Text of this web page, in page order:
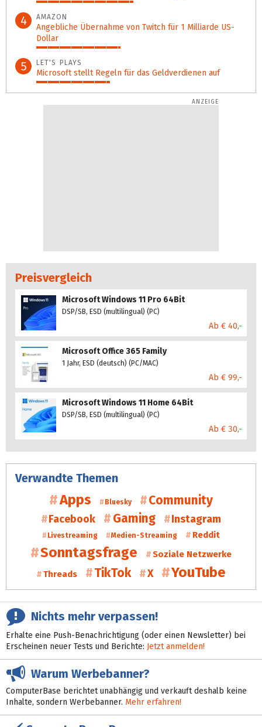
46%
4 AMAZON
Angebliche Übernahme von Twitch für 1 Milliarde US-
Dollar
40%
5 LET'S PLAYS
Microsoft stellt Regeln für das Geldverdienen auf
35%
Preisvergleich
Microsoft Windows 11 Pro 64Bit
DSP/SB, ESD (multilingual) (PC)
Ab € 40,-
Microsoft Office 365 Family
1 Jahr, ESD (deutsch) (PC/MAC)
Ab € 99,-
Microsoft Windows 11 Home 64Bit
DSP/SB, ESD (multilingual) (PC)
Ab € 30,-
Verwandte Themen
Apps Bluesky Community
Facebook Gaming Instagram
Livestreaming Medien-Streaming Reddit
Sonntagsfrage
Soziale Netzwerke
Threads
TikTok X YouTube
Nichts mehr verpassen!
Erhalte eine Push-Benachrichtigung (oder einen Newsletter) bei
Erscheinen neuer Tests und Berichte: Jetzt anmelden!
Warum Werbebanner?
ComputerBase berichtet unabhängig und verkauft deshalb keine
Inhalte, sondern Werbebanner. Mehr erfahren!